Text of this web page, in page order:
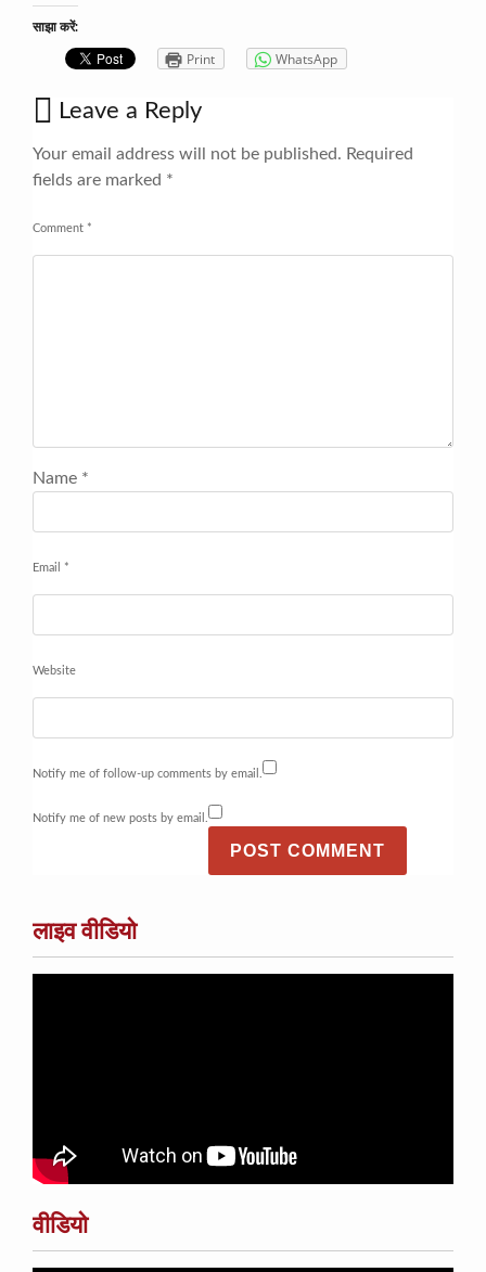
साझा करें:
Print WhatsApp
Leave a Reply
Your email address will not be published. Required
fields are marked *
Comment *
Name *
Email *
Website
Notify me of follow-up comments by email.
Notify me of new posts by email.
लाइव वीडियो
वीडियो